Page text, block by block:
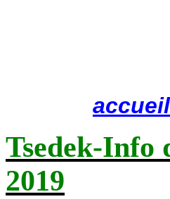
accueil
Tsedek-Info
2019